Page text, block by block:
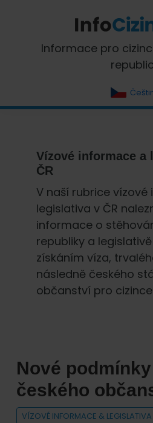
primary
navigation
content
primaryInfoCizinci.cz
Informace pro
Vízové informace a
ČR
V naší rubrice
legislativa v ČR
informace o
republiky a
získáním víza,
následně českého
občanství pro
Nové
českého
VÍZOVÉ INFORMACE &